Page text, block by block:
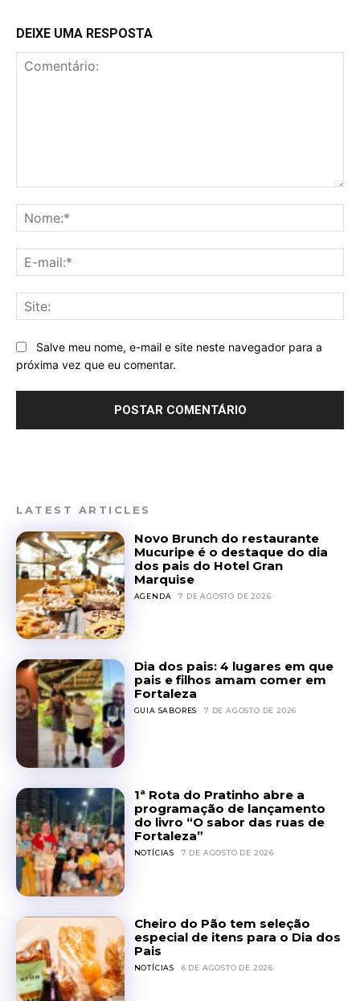
DEIXE UMA RESPOSTA
Salve meu nome, e-mail e site neste navegador para a
próxima vez que eu comentar.
LATEST ARTICLES
Novo Brunch do restaurante
Mucuripe é o destaque do dia
dos pais do Hotel Gran
Marquise
AGENDA 7 DE AGOSTO DE 2026
Dia dos pais: 4 lugares em que
pais e filhos amam comer em
Fortaleza
GUIA SABORES 7 DE AGOSTO DE 2026
1ª Rota do Pratinho abre a
programação de lançamento
do livro “O sabor das ruas de
Fortaleza”
NOTÍCIAS 7 DE AGOSTO DE 2026
Cheiro do Pão tem seleção
especial de itens para o Dia dos
Pais
NOTÍCIAS 6 DE AGOSTO DE 2026